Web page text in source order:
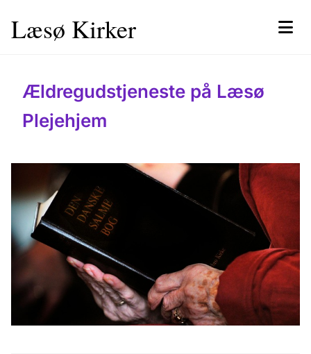
Læsø Kirker
Ældregudstjeneste på Læsø
Plejehjem